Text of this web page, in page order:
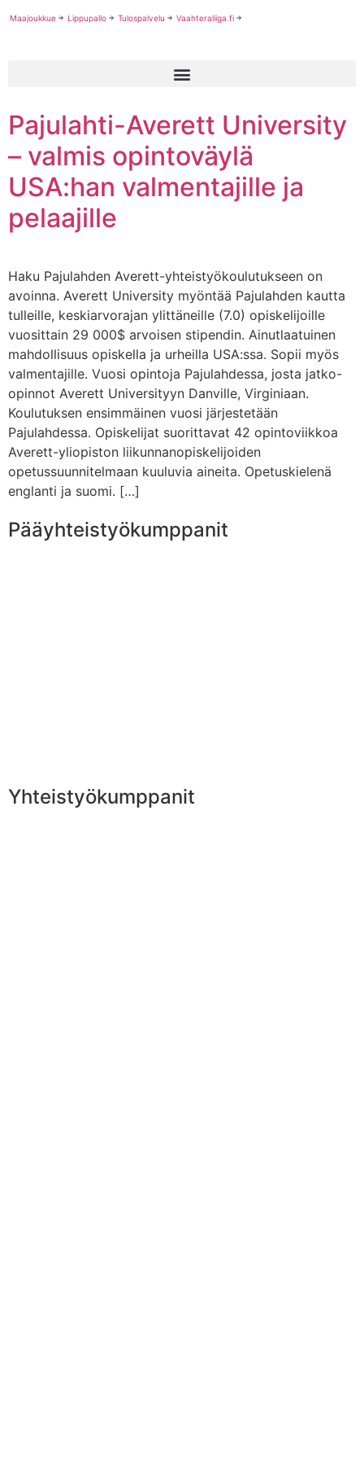
Maajoukkue Lippupallo Tulospalvelu Vaahteraliiga.fi
Pajulahti-Averett University
– valmis opintoväylä
USA:han valmentajille ja
pelaajille
Haku Pajulahden Averett-yhteistyökoulutukseen on
avoinna. Averett University myöntää Pajulahden kautta
tulleille, keskiarvorajan ylittäneille (7.0) opiskelijoille
vuosittain 29 000$ arvoisen stipendin. Ainutlaatuinen
mahdollisuus opiskella ja urheilla USA:ssa. Sopii myös
valmentajille. Vuosi opintoja Pajulahdessa, josta jatko-
opinnot Averett Universityyn Danville, Virginiaan.
Koulutuksen ensimmäinen vuosi järjestetään
Pajulahdessa. Opiskelijat suorittavat 42 opintoviikkoa
Averett-yliopiston liikunnanopiskelijoiden
opetussuunnitelmaan kuuluvia aineita. Opetuskielenä
englanti ja suomi. […]
Pääyhteistyökumppanit
Yhteistyökumppanit